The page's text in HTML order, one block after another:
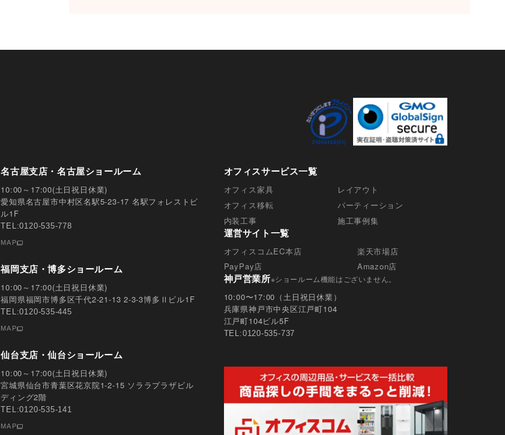
※ 土・日曜日、祝日、年末年始、ゴールデンウィーク期間は翌営業日以
人情報を提供されるかどうかは任意によるものです。ただし、必要な
項目をいただけない場合、適切な対応ができない場合があります。
名古屋支店・名古屋ショールーム
10:00～17:00(土日祝日休業)
愛知県名古屋市中村区名駅5-23-17 名駅フォレストビ
ル1F
TEL:0120-535-778
MAP
福岡支店・博多ショールーム
10:00～17:00(土日祝日休業)
福岡県福岡市博多区千代2-21-13 2-3-3博多Ⅱビル1F
TEL:0120-535-445
MAP
仙台支店・仙台ショールーム
10:00～17:00(土日祝日休業)
宮城県仙台市青葉区花京院1-2-15 ソララプラザビル
ディング2階
TEL:0120-535-141
MAP
オフィスサービス一覧
オフィス家具
レイアウト
オフィス移転
パーティーション
内装工事
施工事例集
運営サイト一覧
オフィスコムEC本店
楽天市場店
PayPay店
Amazon店
神戸営業所※ショールーム機能はございません。
10:00〜17:00（土日祝日休業）
兵庫県神戸市中央区江戸町104
江戸町104ビル5F
TEL:0120-535-737